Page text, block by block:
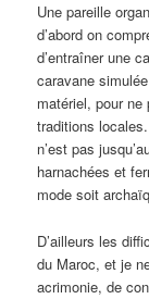
Une pareille
d’abord on
d’entraîner une
caravane
matériel, pour ne
traditions
n’est pas
harnachées et
mode soit
D’ailleurs les
du Maroc, et je
acrimonie, de